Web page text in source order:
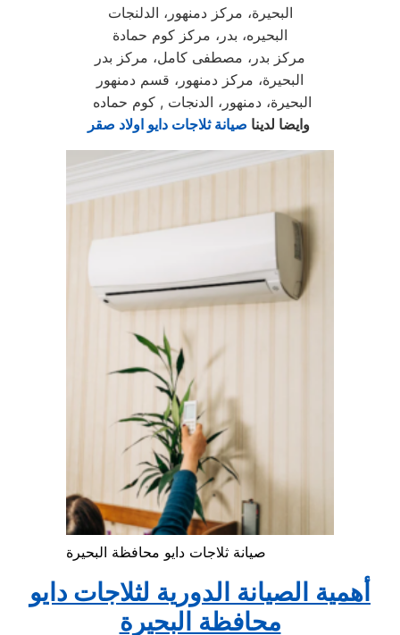
البحيرة، مركز دمنهور، الدلنجات
البحيره، بدر، مركز كوم حمادة
مركز بدر، مصطفى كامل، مركز بدر
البحيرة، مركز دمنهور، قسم دمنهور
البحيرة، دمنهور، الدنجات , كوم حماده
وايضا لدينا صيانة ثلاجات دايو اولاد صقر
صيانة ثلاجات دايو محافظة البحيرة
أهمية الصيانة الدورية لثلاجات دايو
محافظة البحيرة